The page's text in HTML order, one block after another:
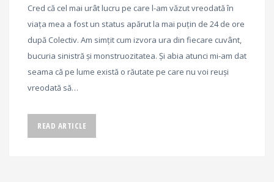
Cred că cel mai urât lucru pe care l-am văzut vreodată în
viața mea a fost un status apărut la mai puțin de 24 de ore
după Colectiv. Am simțit cum izvora ura din fiecare cuvânt,
bucuria sinistră și monstruozitatea. Și abia atunci mi-am dat
seama că pe lume există o răutate pe care nu voi reuși
vreodată să…
READ ARTICLE